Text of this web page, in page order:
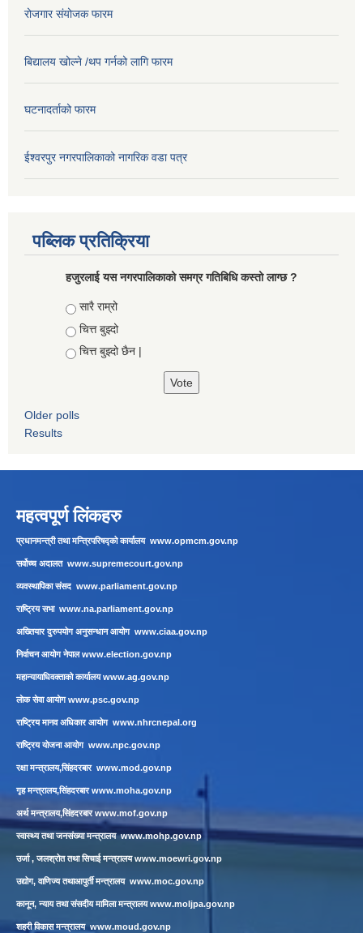
रोजगार संयोजक फारम
बिद्यालय खोल्ने /थप गर्नको लागि फारम
घटनादर्ताको फारम
ईश्वरपुर नगरपालिकाको नागरिक वडा पत्र
पब्लिक प्रतिक्रिया
हजुरलाई यस नगरपालिकाको समग्र गतिबिधि कस्तो लाग्छ ?
Choices
सारै राम्रो
चित्त बुझ्दो
चित्त बुझ्दो छैन |
Older polls
Results
महत्वपूर्ण लिंकहरु
प्रधानमन्त्री तथा मन्त्रिपरिषद्को कार्यालय www.opmcm.gov.np
सर्वोच्च अदालत www.supremecourt.gov.np
व्यवस्थापिका संसद www.parliament.gov.np
राष्ट्रिय सभा www.na.parliament.gov.np
अख्तियार दुरुपयोग अनुसन्धान आयोग www.ciaa.gov.np
निर्वाचन आयोग नेपालwww.election.gov.np
महान्यायाधिवक्ताको कार्यालयwww.ag.gov.np
लाेक सेवा आयाेगwww.psc.gov.np
राष्ट्रिय मानव अधिकार आयोग www.nhrcnepal.org
राष्ट्रिय योजना आयोग www.npc.gov.np
रक्षा मन्त्रालय,सिंहदरबार www.mod.gov.np
गृह मन्त्रालय,सिंहदरबारwww.moha.gov.np
अर्थ मन्त्रालय,सिंहदरबारwww.mof.gov.np
स्वास्थ्य तथा जनसंख्या मन्त्रालयwww.mohp.gov.np
उर्जा , जलश्रोत तथा सिचाई मन्त्रालयwww.moewri.gov.np
उद्योग, वाणिज्य तथाआपुर्ती मन्त्रालय www.moc.gov.np
कानून, न्याय तथा संसदीय मामिला मन्त्रालयwww.moljpa.gov.np
शहरी विकास मन्त्रालयwww.moud.gov.np